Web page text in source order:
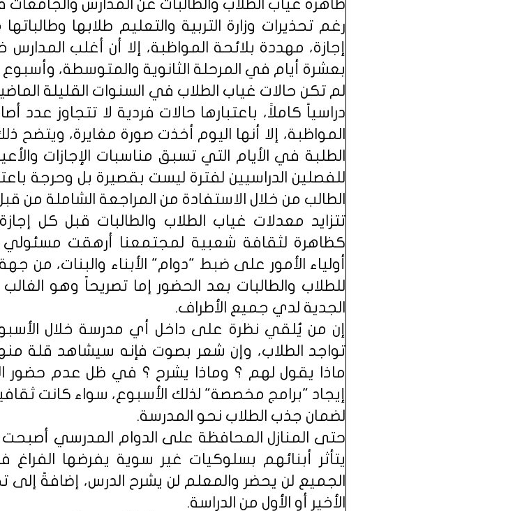
ظاهرة غياب الطلاب والطالبات عن المدارس والجامعات
رغم تحذيرات وزارة التربية والتعليم طلابها
إجازة، مهددة بلائحة المواظبة، إلا أن أغلب
بعشرة أيام في المرحلة الثانوية والمتوسطة، وأسبوع
لم تكن حالات غياب الطلاب في السنوات القليلة
دراسياً كاملاً، باعتبارها حالات فردية لا تتجاوز عدد
المواظبة، إلا أنها اليوم أخذت صورة مغايرة، ويتضح
الطلبة في الأيام التي تسبق مناسبات الإجازات
للفصلين الدراسيين لفترة ليست بقصيرة بل وحرجة
الطالب من خلال الاستفادة من المراجعة الشاملة من
تتزايد معدلات غياب الطلاب والطالبات قبل كل
كظاهرة لثقافة شعبية لمجتمعنا أرهقت مسئولي
أولياء الأمور على ضبط "دوام" الأبناء والبنات،
للطلاب والطالبات بعد الحضور إما تصريحاً وهو
الجدية لدي جميع الأطراف.
إن من يُلقي نظرة على داخل أي مدرسة خلال
تواجد الطلاب، وإن شعر بصوت فإنه سيشاهد قلة
ماذا يقول لهم ؟ وماذا يشرح ؟ في ظل عدم حضور
إيجاد "برامج مخصصة" لذلك الأسبوع، سواء كانت
لضمان جذب الطلاب نحو المدرسة.
حتى المنازل المحافظة على الدوام المدرسي
يتأثر أبنائهم بسلوكيات غير سوية يفرضها الفراغ
الجميع لن يحضر والمعلم لن يشرح الدرس، إضافةً
الأخير أو الأول من الدراسة.